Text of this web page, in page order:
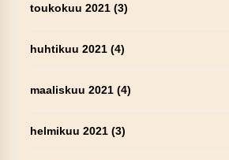
toukokuu 2021(3)
huhtikuu 2021(4)
maaliskuu 2021(4)
helmikuu 2021(3)